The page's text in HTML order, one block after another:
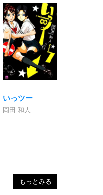
いっツー
岡田 和人
もっとみる